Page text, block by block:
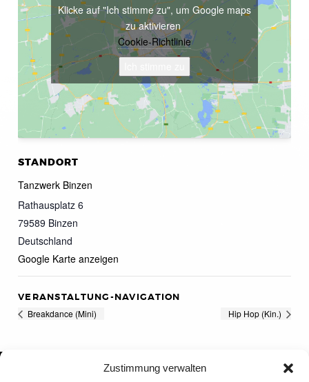
Zustimmung verwalten
STANDORT
Tanzwerk Binzen
Rathausplatz 6
79589 Binzen
Deutschland
Google Karte anzeigen
Klicke auf "Ich stimme zu", um Google maps
zu aktivieren
Cookie-Richtlinie
VERANSTALTUNG-NAVIGATION
Breakdance (Mini) Hip Hop (Kin.)